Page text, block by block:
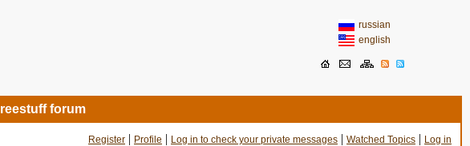
russian
english
forum
Register | Profile | Log in to check your private messages | Watched Topics | Log in